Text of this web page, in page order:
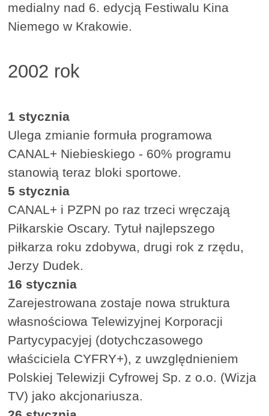
medialny nad 6. edycją Festiwalu Kina
Niemego w Krakowie.
2002 rok
1 stycznia
Ulega zmianie formuła programowa
CANAL+ Niebieskiego - 60% programu
stanowią teraz bloki sportowe.
5 stycznia
CANAL+ i PZPN po raz trzeci wręczają
Piłkarskie Oscary. Tytuł najlepszego
piłkarza roku zdobywa, drugi rok z rzędu,
Jerzy Dudek.
16 stycznia
Zarejestrowana zostaje nowa struktura
własnościowa Telewizyjnej Korporacji
Partycypacyjej (dotychczasowego
właściciela CYFRY+), z uwzględnieniem
Polskiej Telewizji Cyfrowej Sp. z o.o. (Wizja
TV) jako akcjonariusza.